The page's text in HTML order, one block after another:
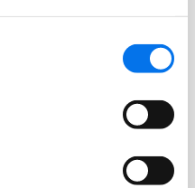
et réalités de
2025